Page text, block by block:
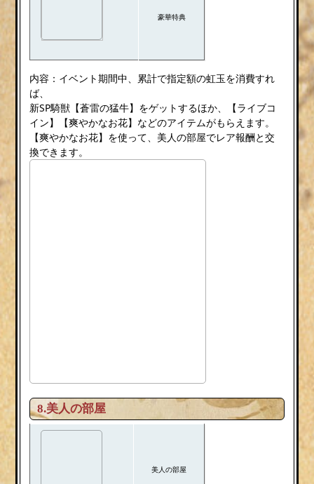
豪華特典
内容：イベント期間中、累計で指定額の虹玉を消費すれ
ば、
新SP騎獣【蒼雷の猛牛】をゲットするほか、【ライブコ
イン】【爽やかなお花】などのアイテムがもらえます。
【爽やかなお花】を使って、美人の部屋でレア報酬と交
換できます。
8.美人の部屋
美人の部屋